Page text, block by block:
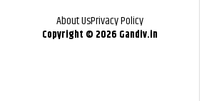
About UsPrivacy Policy
Copyright © 2026 Gandiv.in